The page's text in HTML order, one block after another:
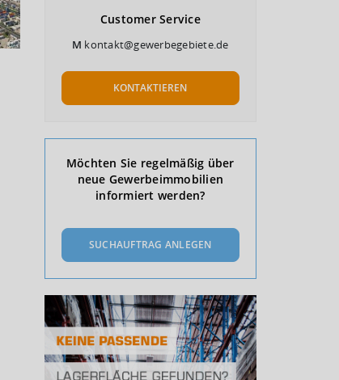
Customer Service
M kontakt@gewerbegebiete.de
KONTAKTIEREN
Möchten Sie regelmäßig über
neue Gewerbeimmobilien
informiert werden?
SUCHAUFTRAG ANLEGEN